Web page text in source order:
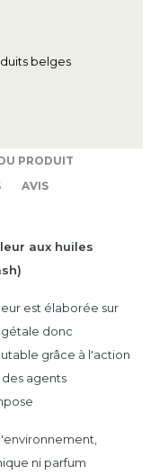
belges
PRODUIT
AVIS
aux huiles
est élaborée sur
donc
grâce à l'action
agents
ni parfum